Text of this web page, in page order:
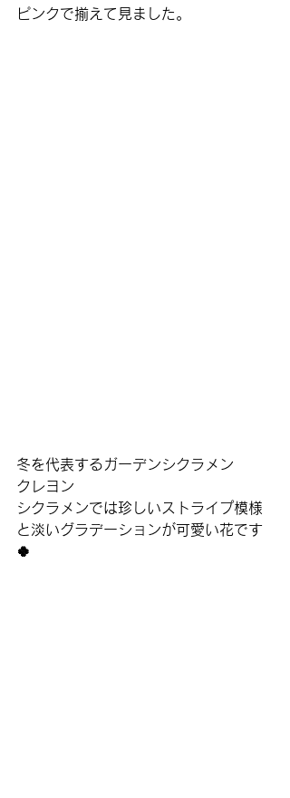
ピンクで揃えて見ました。
冬を代表するガーデンシクラメン
クレヨン
シクラメンでは珍しいストライプ模様
と淡いグラデーションが可愛い花です
🍀